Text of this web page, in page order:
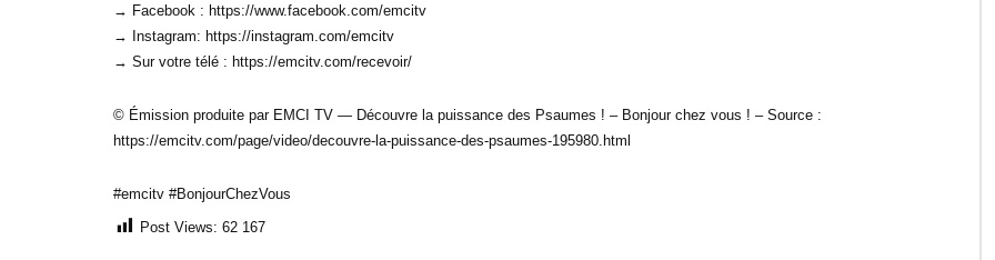
→ Facebook : https://www.facebook.com/emcitv
→ Instagram: https://instagram.com/emcitv
→ Sur votre télé : https://emcitv.com/recevoir/
© Émission produite par EMCI TV — Découvre la puissance des Psaumes ! – Bonjour chez vous ! – Source :
https://emcitv.com/page/video/decouvre-la-puissance-des-psaumes-195980.html
#emcitv #BonjourChezVous
Post Views: 62 167